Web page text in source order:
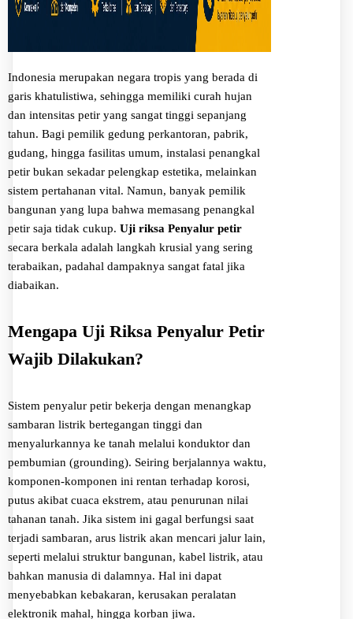
Indonesia merupakan negara tropis yang berada di
garis khatulistiwa, sehingga memiliki curah hujan
dan intensitas petir yang sangat tinggi sepanjang
tahun. Bagi pemilik gedung perkantoran, pabrik,
gudang, hingga fasilitas umum, instalasi penangkal
petir bukan sekadar pelengkap estetika, melainkan
sistem pertahanan vital. Namun, banyak pemilik
bangunan yang lupa bahwa memasang penangkal
petir saja tidak cukup. Uji riksa Penyalur petir
secara berkala adalah langkah krusial yang sering
terabaikan, padahal dampaknya sangat fatal jika
diabaikan.
Mengapa Uji Riksa Penyalur Petir
Wajib Dilakukan?
Sistem penyalur petir bekerja dengan menangkap
sambaran listrik bertegangan tinggi dan
menyalurkannya ke tanah melalui konduktor dan
pembumian (grounding). Seiring berjalannya waktu,
komponen-komponen ini rentan terhadap korosi,
putus akibat cuaca ekstrem, atau penurunan nilai
tahanan tanah. Jika sistem ini gagal berfungsi saat
terjadi sambaran, arus listrik akan mencari jalur lain,
seperti melalui struktur bangunan, kabel listrik, atau
bahkan manusia di dalamnya. Hal ini dapat
menyebabkan kebakaran, kerusakan peralatan
elektronik mahal, hingga korban jiwa.